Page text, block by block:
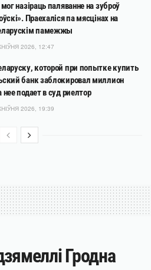
назіраць паляванне на зуброў
Праехаліся па мясцінах на
памежжы
2026, 12:47
которой при попытке купить
банк заблокировал миллион
подает в суд риелтор
2026, 19:39
Гродна